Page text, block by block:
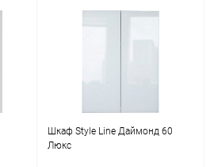
Шкаф Style Line Даймонд 60
Люкс